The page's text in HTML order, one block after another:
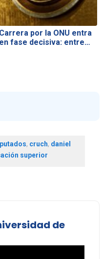
Carrera por la ONU entra
en fase decisiva: entre…
, cruch, daniel
superior
de